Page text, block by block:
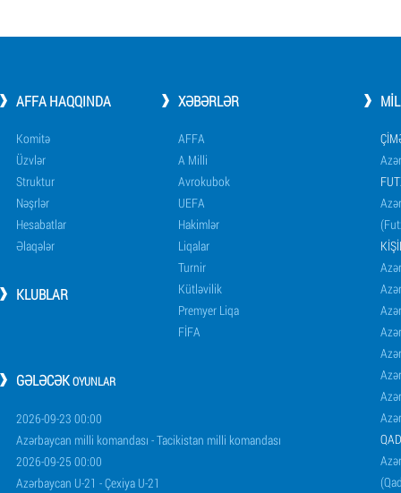
AFFA HAQQINDA
Komitə
Üzvlər
Struktur
Nəşrlər
Hesabatlar
Əlaqələr
KLUBLAR
XƏBƏRLƏR
AFFA
A Milli
Avrokubok
UEFA
Hakimlər
Liqalar
Turnir
Kütləvilik
Premyer Liqa
FİFA
GƏLƏCƏKOYUNLAR
2026-09-23 00:00
Azərbaycan milli komandası - Tacikistan milli komandası
2026-09-25 00:00
Azərbaycan U-21 - Çexiya U-21